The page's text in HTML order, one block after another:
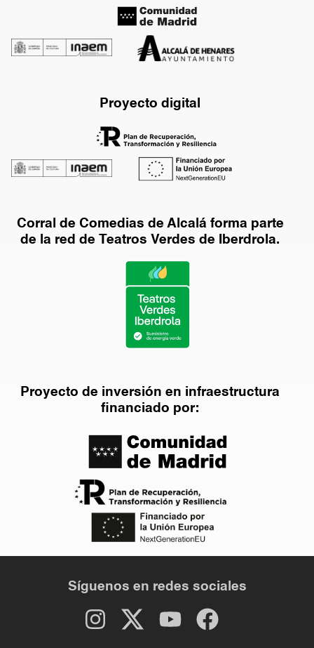
Proyecto digital
Corral de Comedias de Alcalá forma parte
de la red de Teatros Verdes de Iberdrola.
Proyecto de inversión en infraestructura
financiado por:
Síguenos en redes sociales